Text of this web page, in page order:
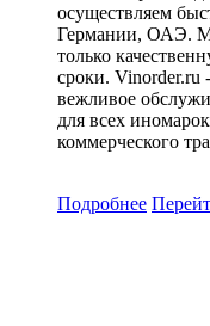
осуществляем
Германии, ОАЭ.
только
сроки. Vinorder.ru
вежливое
для всех
коммерческого
Подробнее